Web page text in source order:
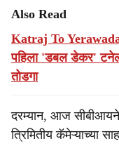
Also Read
Katraj To
पहिला 'डबल डेकर'
तोडगा
दरम्यान, आज सीबीआयने
त्रिमितीय कॅमेऱ्याच्या